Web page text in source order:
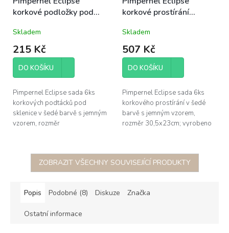
korkové podložky pod
sada 6ks šedé
Skladem
215 Kč
DO KOŠÍKU
Pimpernel Eclipse sada 6ks
korkových podtácků pod
sklenice v šedé barvě s jemným
vzorem, rozměr
pevná...
korkové prostírání
6ks šedé
Skladem
507 Kč
DO KOŠÍKU
Pimpernel Eclipse sada 6ks
korkového prostírání v šedé
barvě s jemným vzorem,
rozměr 30,5x23cm; vyrobeno
vrstva...
ZOBRAZIT VŠECHNY SOUVISEJÍCÍ PRODUKTY
Popis Podobné (8) Diskuze Značka
Ostatní informace